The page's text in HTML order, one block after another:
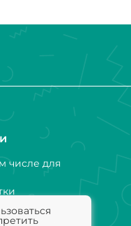
числе для
cookie,